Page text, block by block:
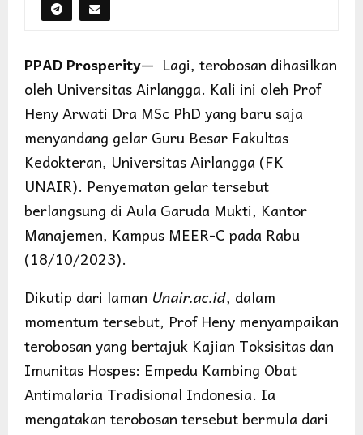
PPAD Prosperity— Lagi, terobosan dihasilkan
oleh Universitas Airlangga. Kali ini oleh Prof
Heny Arwati Dra MSc PhD yang baru saja
menyandang gelar Guru Besar Fakultas
Kedokteran, Universitas Airlangga (FK
UNAIR). Penyematan gelar tersebut
berlangsung di Aula Garuda Mukti, Kantor
Manajemen, Kampus MEER-C pada Rabu
(18/10/2023).
Dikutip dari laman Unair.ac.id, dalam
momentum tersebut, Prof Heny menyampaikan
terobosan yang bertajuk Kajian Toksisitas dan
Imunitas Hospes: Empedu Kambing Obat
Antimalaria Tradisional Indonesia. Ia
mengatakan terobosan tersebut bermula dari